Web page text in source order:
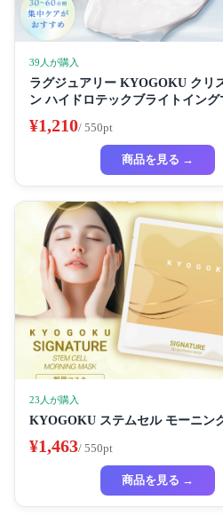
39人が購入
ラグジュアリー KYOGOKU クリ
ン ハイドロテックブライトイング
イトニングマスク 超濃厚保湿 ホワ
フェイスパック ビューティーサロ
ートマスク ハイドラ 美容液
¥1,210/ 550pt
商品を見る →
23人が購入
KYOGOKU ステムセル モーニン
¥1,463/ 550pt
商品を見る →